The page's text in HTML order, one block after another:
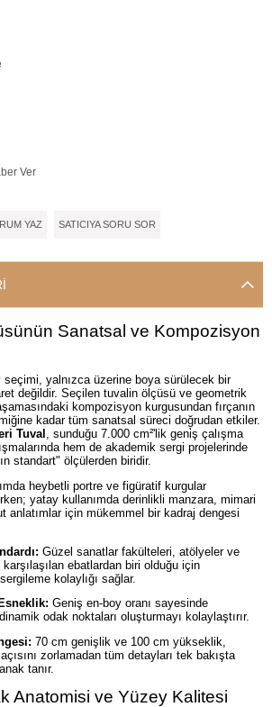
Ver
YAZ SATICIYA SORU SOR
Sanatsal ve Kompozisyon
seçimi, yalnızca üzerine boya sürülecek bir
değildir. Seçilen tuvalin ölçüsü ve geometrik
kompozisyon kurgusundan fırçanın
kadar tüm sanatsal süreci doğrudan etkiler.
Tuval
, sunduğu 7.000 cm²'lik geni̇ş çalışma
hem de akademik sergi projelerinde
standart" ölçülerden biridir.
heybetli portre ve figüratif kurgular
yatay kullanımda derinlikli manzara, mimari
anlatımlar için mükemmel bir kadraj dengesi
Güzel sanatlar fakülteleri, atölyeler ve
ebatlardan biri olduğu için
kolaylığı sağlar.
Geniş en-boy oranı sayesinde
odak noktaları oluşturmayı kolaylaştırır.
70 cm genişlik ve 100 cm yükseklik,
zorlamadan tüm detayları tek bakışta
tanır.
Anatomisi ve Yüzey Kalitesi